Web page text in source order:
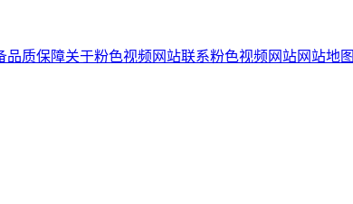
品质保障关于粉色视频网站联系粉色视频网站网站地图